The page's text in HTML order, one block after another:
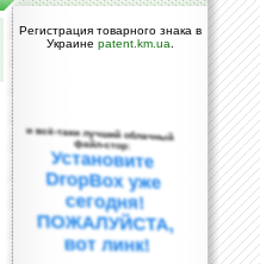
Регистрация товарного знака в
Украине patent.km.ua
и всё-таки лучший облачный
файл-стор:
Установите
DropBox уже
сегодня!
ПОЖАЛУЙСТА,
вот линк!